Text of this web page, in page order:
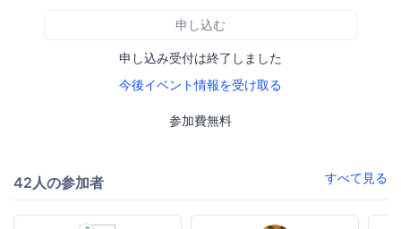
申し込む
申し込み受付は終了しました
今後イベント情報を受け取る
参加費無料
42人の参加者 すべて見る